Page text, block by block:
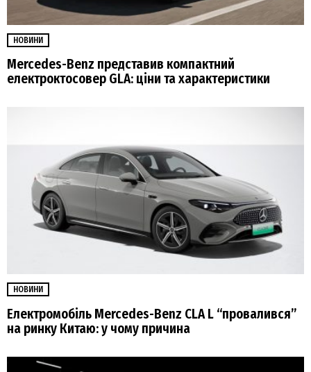
НОВИНИ
Mercedes-Benz представив компактний
електроктосовер GLA: ціни та характеристики
НОВИНИ
Електромобіль Mercedes-Benz CLA L “провалився”
на ринку Китаю: у чому причина